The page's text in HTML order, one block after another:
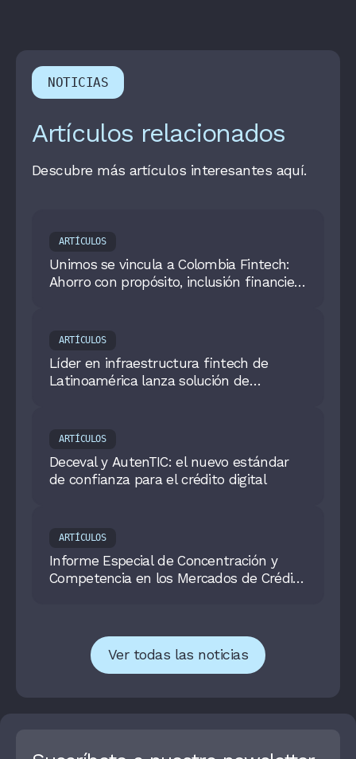
NOTICIAS
Artículos relacionados
Descubre más artículos interesantes aquí.
ARTÍCULOS
Unimos se vincula a Colombia Fintech:
Ahorro con propósito, inclusión financiera
ARTÍCULOS
Líder en infraestructura fintech de
Latinoamérica lanza solución de
escalabilidad global
ARTÍCULOS
Deceval y AutenTIC: el nuevo estándar
de confianza para el crédito digital
ARTÍCULOS
Informe Especial de Concentración y
Competencia en los Mercados de Crédito
Ver todas las noticias